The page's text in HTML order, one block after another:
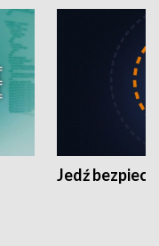
Jedź